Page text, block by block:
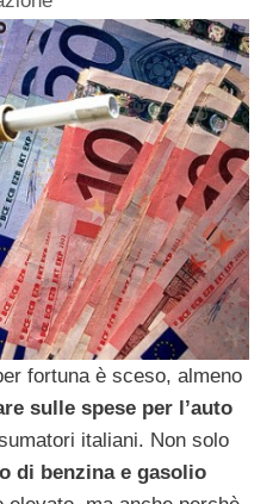
fortuna è sceso, almeno
sulle spese per l’auto
italiani. Non solo
di benzina e gasolio